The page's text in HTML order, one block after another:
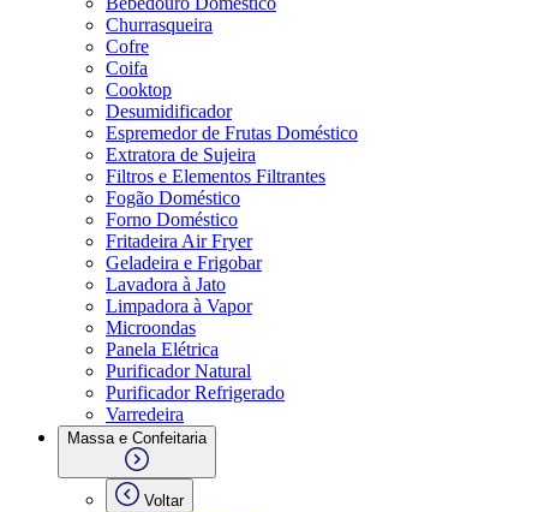
Churrasqueira
Cofre
Coifa
Cooktop
Desumidificador
Espremedor de Frutas Doméstico
Extratora de Sujeira
Filtros e Elementos Filtrantes
Fogão Doméstico
Forno Doméstico
Fritadeira Air Fryer
Geladeira e Frigobar
Lavadora à Jato
Limpadora à Vapor
Microondas
Panela Elétrica
Purificador Natural
Purificador Refrigerado
Varredeira
Massa e Confeitaria
Voltar